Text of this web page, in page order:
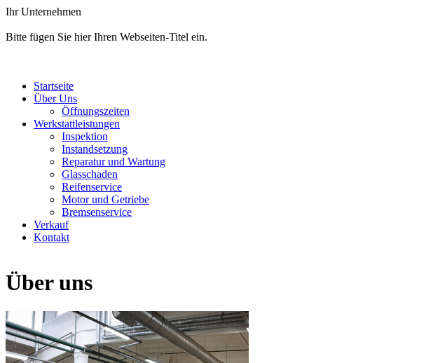
Ihr Unternehmen
Bitte fügen Sie hier Ihren Webseiten-Titel ein.
Startseite
Über Uns
Öffnungszeiten
Werkstattleistungen
Inspektion
Instandsetzung
Reparatur und Wartung
Glasschaden
Reifenservice
Motor und Getriebe
Bremsenservice
Verkauf
Kontakt
Über uns